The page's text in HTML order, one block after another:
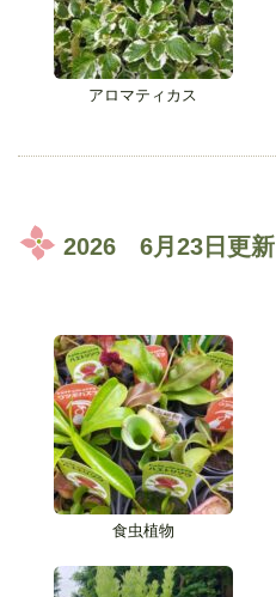
アロマティカス
2026 6月23日更新
食虫植物